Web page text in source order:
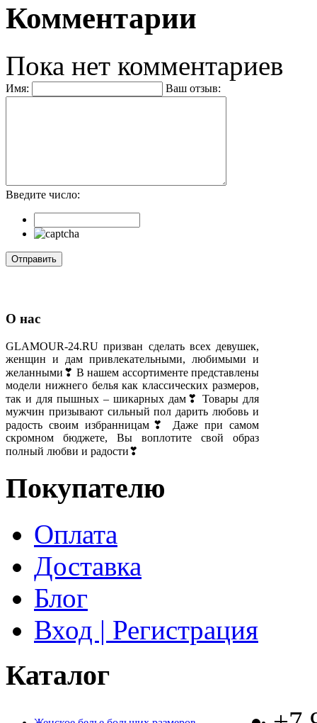
Комментарии
Пока нет комментариев
Имя: Ваш отзыв:
Введите число:
О нас
GLAMOUR-24.RU призван сделать всех девушек,
женщин и дам привлекательными, любимыми и
желанными❣ В нашем ассортименте представлены
модели нижнего белья как классических размеров,
так и для пышных – шикарных дам❣ Товары для
мужчин призывают сильный пол дарить любовь и
радость своим избранницам❣ Даже при самом
скромном бюджете, Вы воплотите свой образ
полный любви и радости❣
Покупателю
Оплата
Доставка
Блог
Вход | Регистрация
Каталог